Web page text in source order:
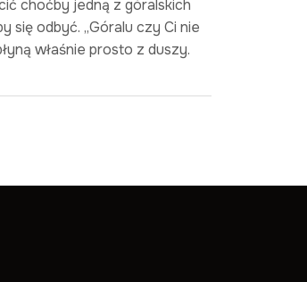
choćby jedną z góralskich
się odbyć. „Góralu czy Ci nie
właśnie prosto z duszy.